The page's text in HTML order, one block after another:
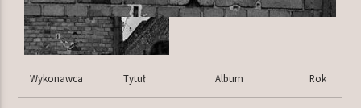
22:00 24:00
Wykonawca Tytuł Album Rok